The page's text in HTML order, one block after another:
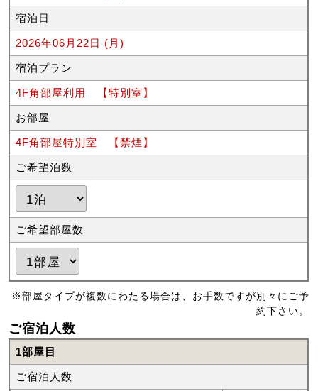
宿泊日
2026年06月22日 (月)
宿泊プラン
4F角部屋利用 【特別室】
お部屋
4F角部屋特別室 【禁煙】
ご希望泊数
ご希望部屋数
※部屋タイプが複数にわたる場合は、お手数ですが別々にご予
約下さい。
ご宿泊人数
1部屋目
ご宿泊人数